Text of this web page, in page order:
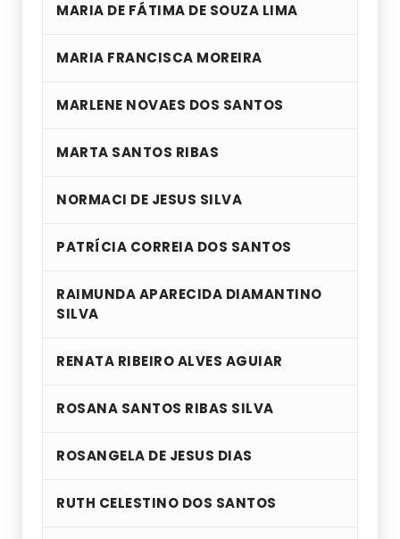
MARIA DE FÁTIMA DE SOUZA LIMA
MARIA FRANCISCA MOREIRA
MARLENE NOVAES DOS SANTOS
MARTA SANTOS RIBAS
NORMACI DE JESUS SILVA
PATRÍCIA CORREIA DOS SANTOS
RAIMUNDA APARECIDA DIAMANTINO
SILVA
RENATA RIBEIRO ALVES AGUIAR
ROSANA SANTOS RIBAS SILVA
ROSANGELA DE JESUS DIAS
RUTH CELESTINO DOS SANTOS